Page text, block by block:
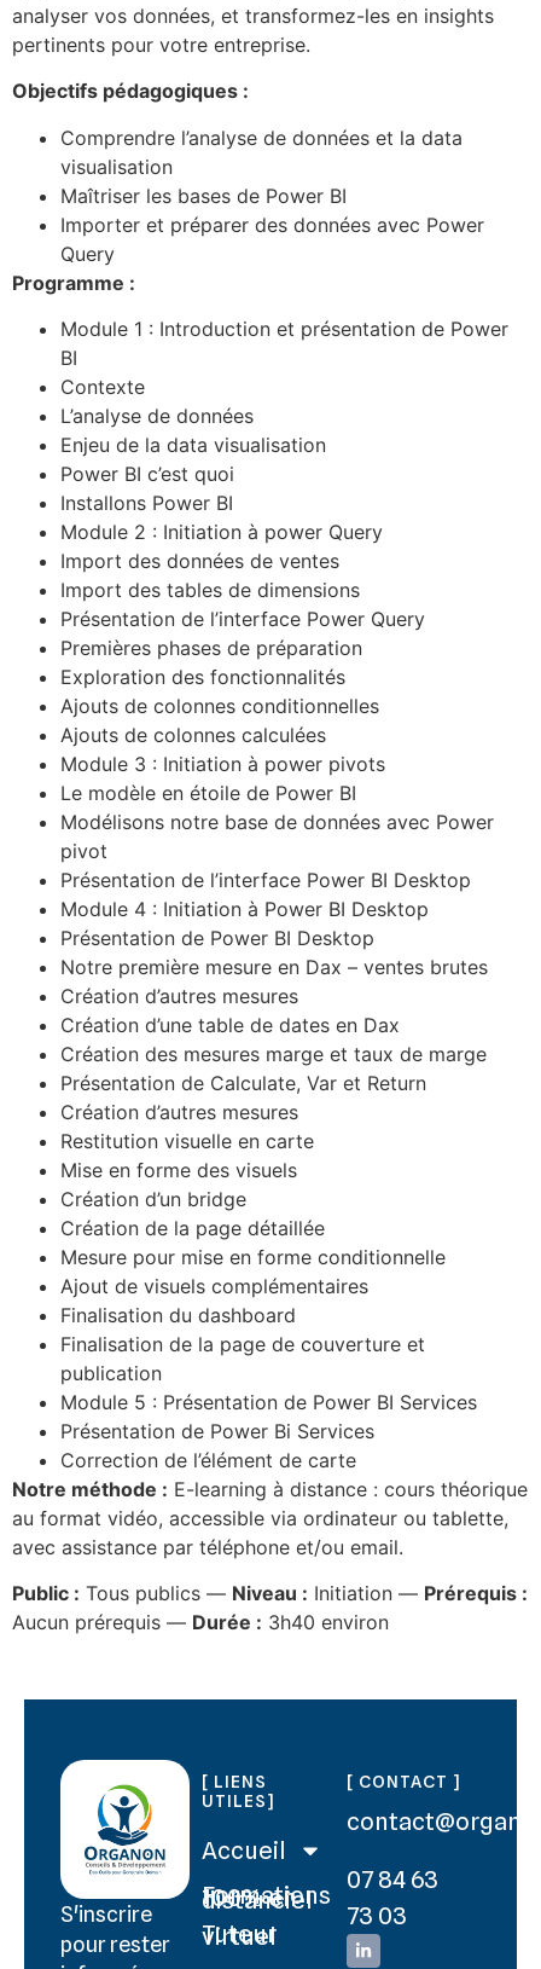
analyser vos données, et transformez-les en insights
pertinents pour votre entreprise.
Objectifs pédagogiques :
Comprendre l’analyse de données et la data
visualisation
Maîtriser les bases de Power BI
Importer et préparer des données avec Power
Query
Programme :
Module 1 : Introduction et présentation de Power
BI
Contexte
L’analyse de données
Enjeu de la data visualisation
Power BI c’est quoi
Installons Power BI
Module 2 : Initiation à power Query
Import des données de ventes
Import des tables de dimensions
Présentation de l’interface Power Query
Premières phases de préparation
Exploration des fonctionnalités
Ajouts de colonnes conditionnelles
Ajouts de colonnes calculées
Module 3 : Initiation à power pivots
Le modèle en étoile de Power BI
Modélisons notre base de données avec Power
pivot
Présentation de l’interface Power BI Desktop
Module 4 : Initiation à Power BI Desktop
Présentation de Power BI Desktop
Notre première mesure en Dax – ventes brutes
Création d’autres mesures
Création d’une table de dates en Dax
Création des mesures marge et taux de marge
Présentation de Calculate, Var et Return
Création d’autres mesures
Restitution visuelle en carte
Mise en forme des visuels
Création d’un bridge
Création de la page détaillée
Mesure pour mise en forme conditionnelle
Ajout de visuels complémentaires
Finalisation du dashboard
Finalisation de la page de couverture et
publication
Module 5 : Présentation de Power BI Services
Présentation de Power Bi Services
Correction de l’élément de carte
Notre méthode : E-learning à distance : cours théorique
au format vidéo, accessible via ordinateur ou tablette,
avec assistance par téléphone et/ou email.
Public : Tous publics — Niveau : Initiation — Prérequis :
Aucun prérequis — Durée : 3h40 environ
S'inscrire
pour rester
[ LIENS
UTILES]
Accueil
Formations 100% en distanciel
Tuteur virtuel
[ CONTACT ]
07 84 63
73 03